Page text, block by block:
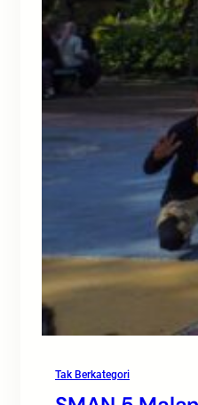
Tak Berkategori